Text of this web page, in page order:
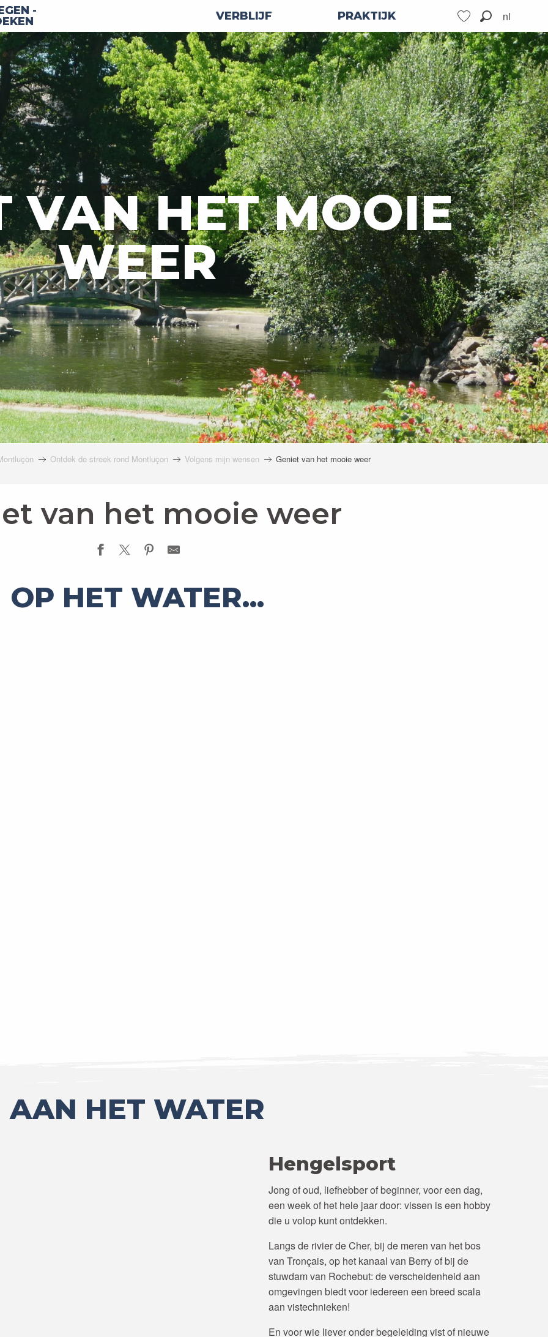
Voir les favoris
Zoek op
nl
-
VERBLIJF PRAKTIJK
VAN HET MOOIE
WEER
Ontdek de streek rond Montluçon Volgens mijn wensen Geniet van het mooie weer
van het mooie weer
OP HET WATER...
AAN HET WATER
Hengelsport
Jong of oud, liefhebber of beginner, voor een dag,
een week of het hele jaar door: vissen is een hobby
die u volop kunt ontdekken.
Langs de rivier de Cher, bij de meren van het bos
van Tronçais, op het kanaal van Berry of bij de
stuwdam van Rochebut: de verscheidenheid aan
omgevingen biedt voor iedereen een breed scala
aan vistechnieken!
En voor wie liever onder begeleiding vist of nieuwe